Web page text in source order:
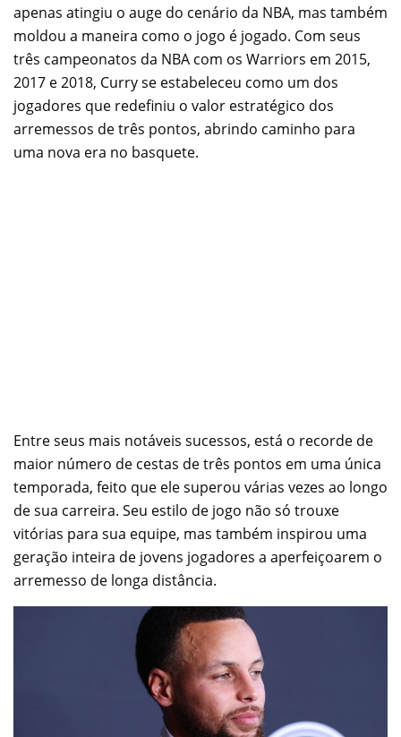
apenas atingiu o auge do cenário da NBA, mas também
moldou a maneira como o jogo é jogado. Com seus
três campeonatos da NBA com os Warriors em 2015,
2017 e 2018, Curry se estabeleceu como um dos
jogadores que redefiniu o valor estratégico dos
arremessos de três pontos, abrindo caminho para
uma nova era no basquete.
Entre seus mais notáveis sucessos, está o recorde de
maior número de cestas de três pontos em uma única
temporada, feito que ele superou várias vezes ao longo
de sua carreira. Seu estilo de jogo não só trouxe
vitórias para sua equipe, mas também inspirou uma
geração inteira de jovens jogadores a aperfeiçoarem o
arremesso de longa distância.